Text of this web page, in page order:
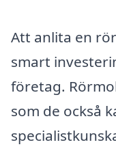
Att anlita en
smart
företag.
som de också